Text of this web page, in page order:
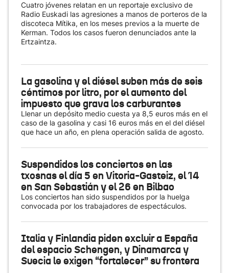
Cuatro jóvenes relatan en un reportaje exclusivo de
Radio Euskadi las agresiones a manos de porteros de la
discoteca Mítika, en los meses previos a la muerte de
Kerman. Todos los casos fueron denunciados ante la
Ertzaintza.
La gasolina y el diésel suben más de seis
céntimos por litro, por el aumento del
impuesto que grava los carburantes
Llenar un depósito medio cuesta ya 8,5 euros más en el
caso de la gasolina y casi 16 euros más en el del diésel
que hace un año, en plena operación salida de agosto.
Suspendidos los conciertos en las
txosnas el día 5 en Vitoria-Gasteiz, el 14
en San Sebastián y el 26 en Bilbao
Los conciertos han sido suspendidos por la huelga
convocada por los trabajadores de espectáculos.
Italia y Finlandia piden excluir a España
del espacio Schengen, y Dinamarca y
Suecia le exigen “fortalecer” su frontera